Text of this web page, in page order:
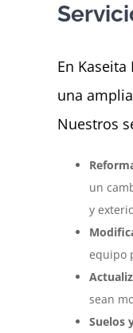
En
una
Nuestros
un
y
equipo
sean
Suelos